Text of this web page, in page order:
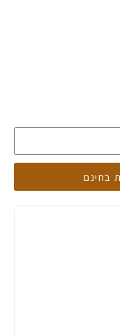
בחינם